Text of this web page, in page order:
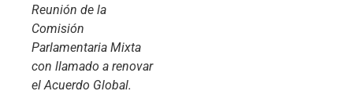
Reunión de la
Comisión
Parlamentaria Mixta
con llamado a renovar
el Acuerdo Global.